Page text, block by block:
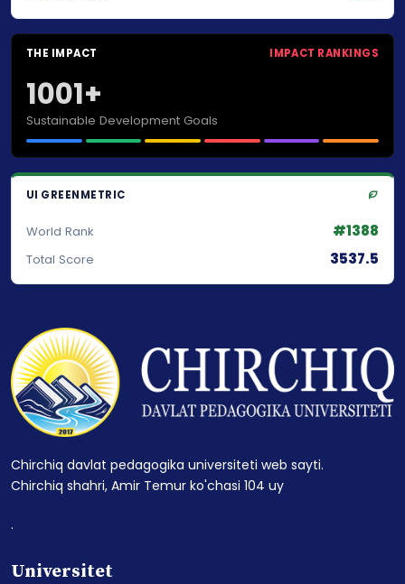
THE IMPACT IMPACT RANKINGS
1001+
Sustainable Development Goals
UI GREENMETRIC
World Rank #1388
Total Score 3537.5
Chirchiq davlat pedagogika universiteti web sayti.
Chirchiq shahri, Amir Temur ko'chasi 104 uy
.
Universitet